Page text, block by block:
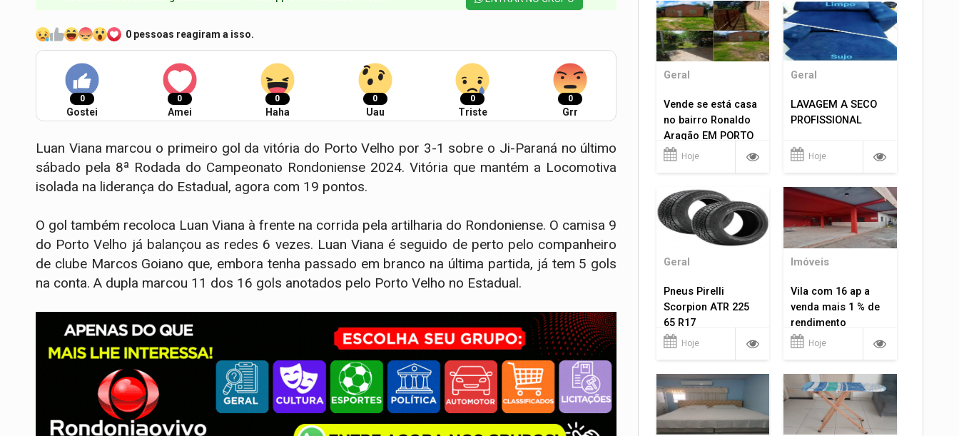
0 pessoas reagiram a isso.
0
Gostei
0
Amei
0
Haha
0
Uau
0
Triste
0
Grr
Luan Viana marcou o primeiro gol da vitória do Porto Velho por 3-1 sobre o Ji-Paraná no último
sábado pela 8ª Rodada do Campeonato Rondoniense 2024. Vitória que mantém a Locomotiva
isolada na liderança do Estadual, agora com 19 pontos.
O gol também recoloca Luan Viana à frente na corrida pela artilharia do Rondoniense. O camisa 9
do Porto Velho já balançou as redes 6 vezes. Luan Viana é seguido de perto pelo companheiro
de clube Marcos Goiano que, embora tenha passado em branco na última partida, já tem 5 gols
na conta. A dupla marcou 11 dos 16 gols anotados pelo Porto Velho no Estadual.
Geral
Vende se está casa
no bairro Ronaldo
Aragão EM PORTO
VELHO RO.
Hoje
Geral
LAVAGEM A SECO
PROFISSIONAL
Hoje
Geral
Pneus Pirelli
Scorpion ATR 225
65 R17
Hoje
Imóveis
Vila com 16 ap a
venda mais 1 % de
rendimento
Hoje